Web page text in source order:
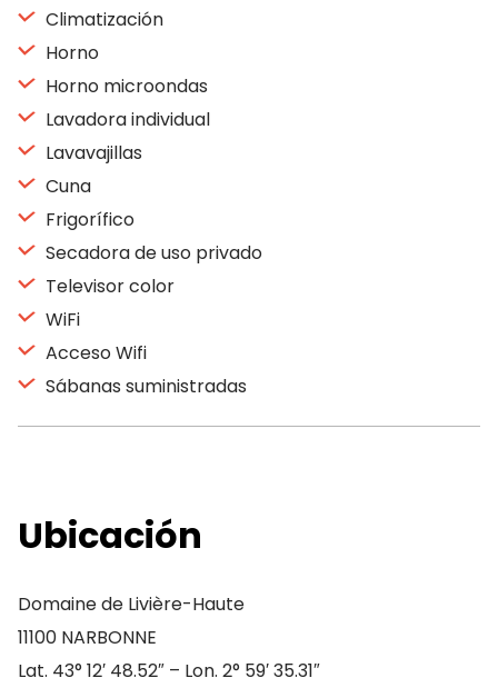
Climatización
Horno
Horno microondas
Lavadora individual
Lavavajillas
Cuna
Frigorífico
Secadora de uso privado
Televisor color
WiFi
Acceso Wifi
Sábanas suministradas
Ubicación
Domaine de Livière-Haute
11100 NARBONNE
Lat. 43° 12′ 48.52″ – Lon. 2° 59′ 35.31″